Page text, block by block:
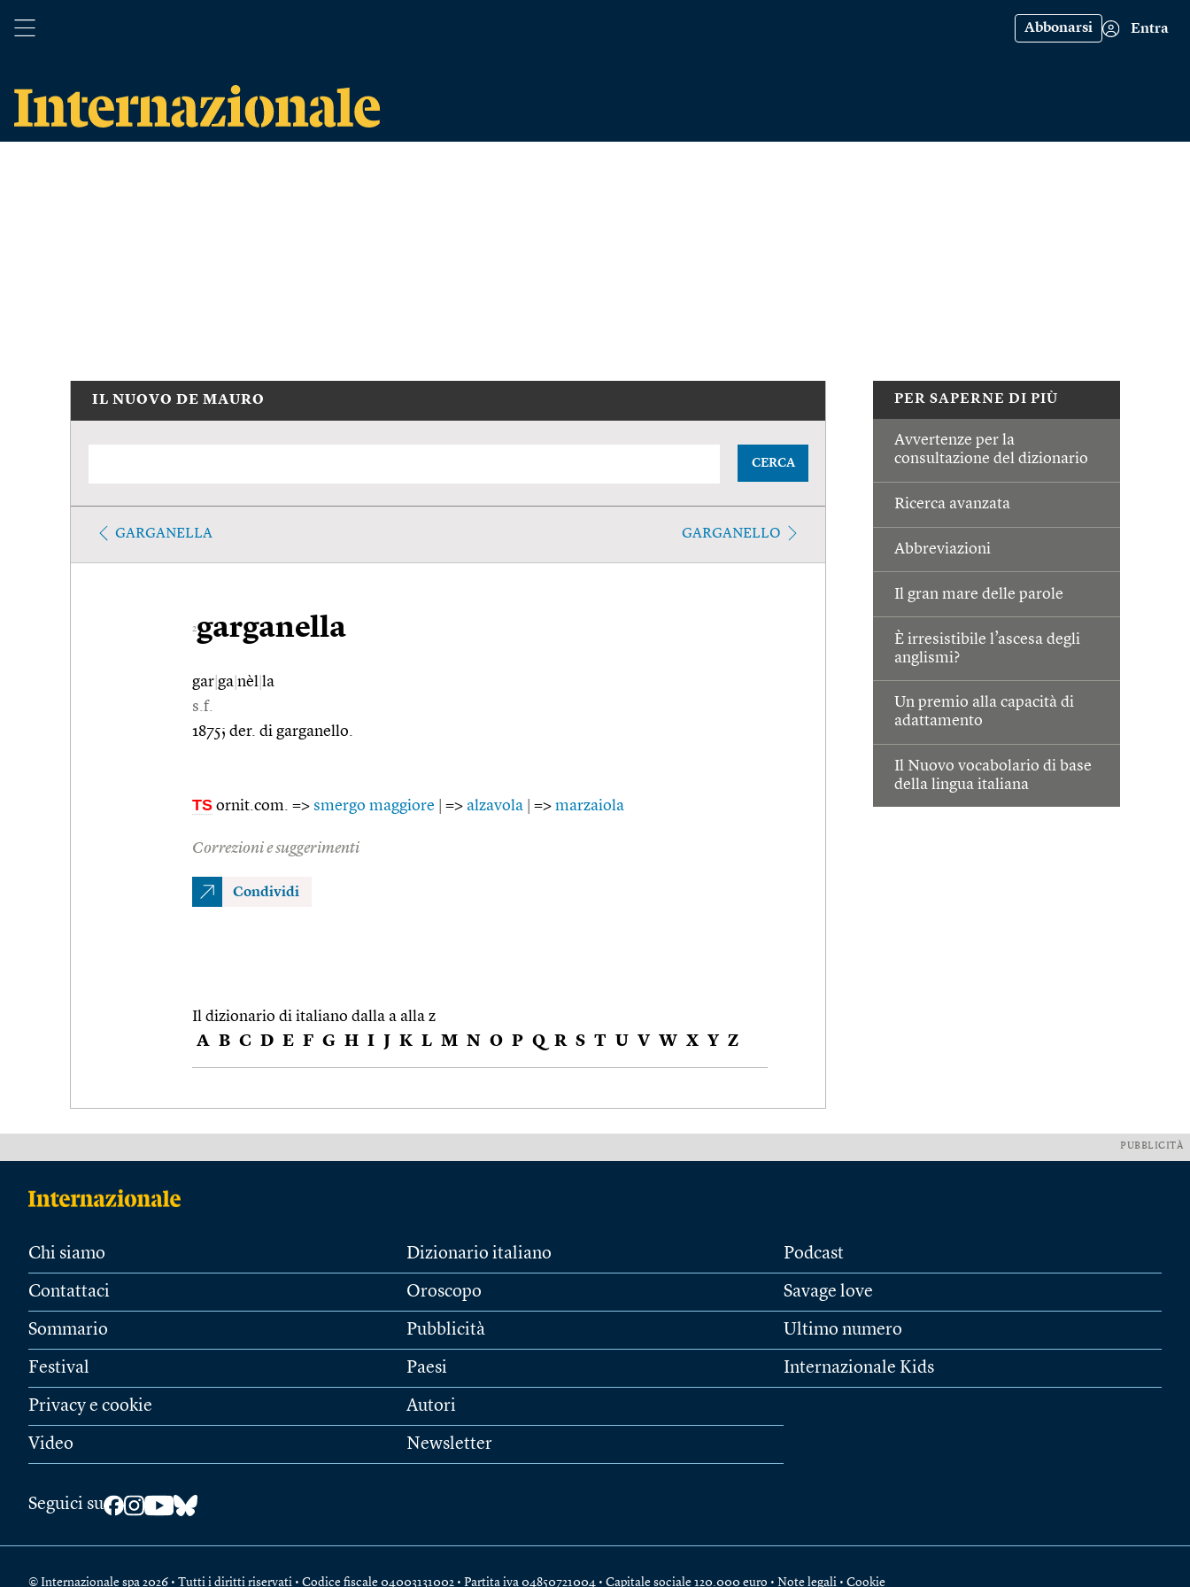
Abbonarsi Entra
PER SAPERNE DI PIÙ
Avvertenze per la
consultazione del dizionario
Ricerca avanzata
Abbreviazioni
Il gran mare delle parole
È irresistibile l’ascesa degli
anglismi?
Un premio alla capacità di
adattamento
Il Nuovo vocabolario di base
della lingua italiana
IL NUOVO DE MAURO
CERCA
GARGANELLA GARGANELLO
2garganella
gar ga nèl la
s.f.
1875; der. di garganello.
TS ornit.com. => smergo maggiore => alzavola => marzaiola
Correzioni e suggerimenti
Condividi
Il dizionario di italiano dalla a alla z
A B C D E F G H I J K L M N O P Q R S T U V W X Y Z
PUBBLICITÀ
Chi siamo
Contattaci
Sommario
Festival
Privacy e cookie
Video
Dizionario italiano
Oroscopo
Pubblicità
Paesi
Autori
Newsletter
Podcast
Savage love
Ultimo numero
Internazionale Kids
Seguici su
© Internazionale spa 2026 • Tutti i diritti riservati • Codice fiscale 04003131002 • Partita iva 04850721004 • Capitale sociale 120.000 euro • Note legali • Cookie